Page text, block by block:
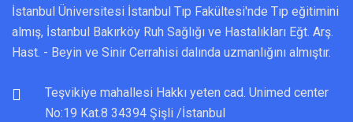
İstanbul Üniversitesi İstanbul Tıp Fakültesi'nde Tıp eğitimini
almış, İstanbul Bakırköy Ruh Sağlığı ve Hastalıkları Eğt. Arş.
Hast. - Beyin ve Sinir Cerrahisi dalında uzmanlığını almıştır.
Teşvikiye mahallesi Hakkı yeten cad. Unimed center
No:19 Kat.8 34394 Şişli /İstanbul